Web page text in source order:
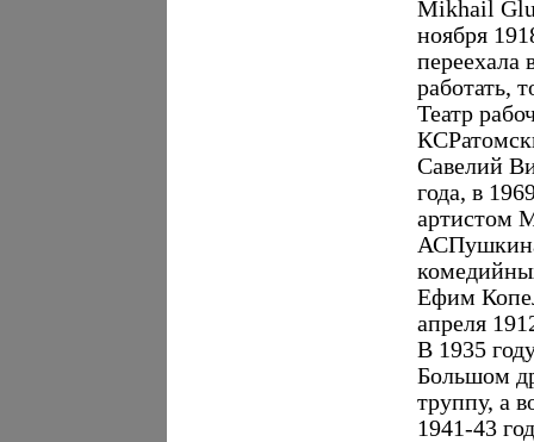
Mikhail
ноября
переехала
работать,
Театр
Савелий
года, в
артистом
Ефим
апреля
В 1935
Большом
труппу, а
1941-43